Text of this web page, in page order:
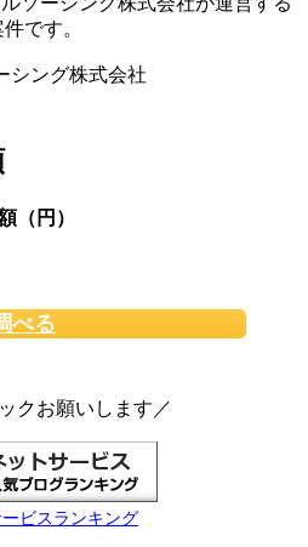
です。
シング株式会社
（円）
べる
クお願いします／
ビスランキング